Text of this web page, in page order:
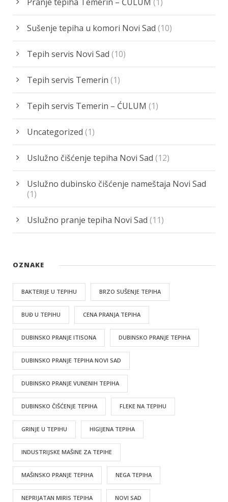
Sušenje tepiha u komori Novi Sad (10)
Tepih servis Novi Sad (10)
Tepih servis Temerin (1)
Tepih servis Temerin – ĆULUM (1)
Uncategorized (1)
Uslužno čišćenje tepiha Novi Sad (12)
Uslužno dubinsko čišćenje nameštaja Novi Sad
(1)
Uslužno pranje tepiha Novi Sad (11)
OZNAKE
BAKTERIJE U TEPIHU BRZO SUŠENJE TEPIHA
BUĐ U TEPIHU CENA PRANJA TEPIHA
DUBINSKO PRANJE ITISONA DUBINSKO PRANJE TEPIHA
DUBINSKO PRANJE TEPIHA NOVI SAD
DUBINSKO PRANJE VUNENIH TEPIHA
DUBINSKO ČIŠĆENJE TEPIHA FLEKE NA TEPIHU
GRINJE U TEPIHU HIGIJENA TEPIHA
INDUSTRIJSKE MAŠINE ZA TEPIHE
MAŠINSKO PRANJE TEPIHA NEGA TEPIHA
NEPRIJATAN MIRIS TEPIHA NOVI SAD